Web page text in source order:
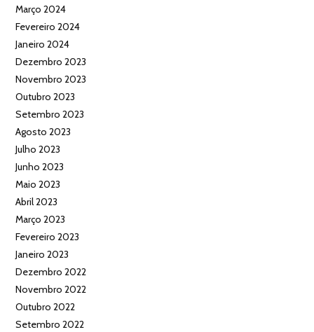
Março 2024
Fevereiro 2024
Janeiro 2024
Dezembro 2023
Novembro 2023
Outubro 2023
Setembro 2023
Agosto 2023
Julho 2023
Junho 2023
Maio 2023
Abril 2023
Março 2023
Fevereiro 2023
Janeiro 2023
Dezembro 2022
Novembro 2022
Outubro 2022
Setembro 2022